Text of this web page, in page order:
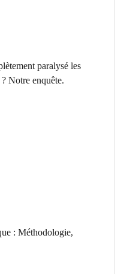
paralysé les
Notre enquête.
: Méthodologie,